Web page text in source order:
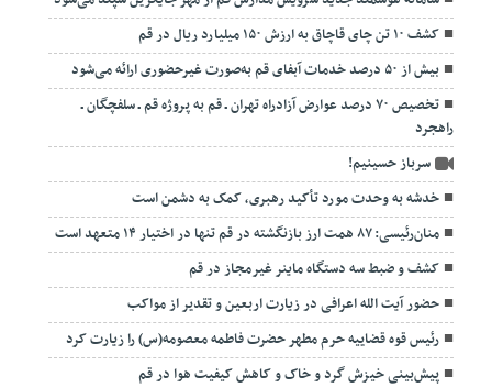
کشف ۱۰ تن چای قاچاق به ارزش ۱۵۰ میلیارد ریال در قم
بیش از ۵۰ درصد خدمات آبفای قم به‌صورت غیرحضوری ارائه می‌شود
تخصیص ۷۰ درصد عوارض آزادراه تهران ـ قم به پروژه قم ـ سلفچگان ـ
راهجرد
سرباز حسینیم!
خدشه به وحدت مورد تأکید رهبری، کمک به دشمن است
منان‌رئیسی: ۸۷ همت ارز بازنگشته در قم تنها در اختیار ۱۴ متعهد است
کشف و ضبط سه دستگاه ماینر غیرمجاز در قم
حضور آیت الله اعرافی در زیارت اربعین و تقدیر از مواکب
رئیس قوه قضاییه حرم مطهر حضرت فاطمه معصومه(س) را زیارت کرد
پیش‌بینی خیزش گرد و خاک و کاهش کیفیت هوا در قم